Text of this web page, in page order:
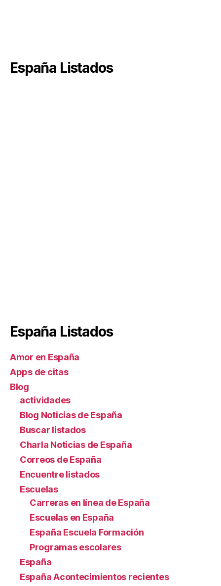
España Listados
España Listados
Amor en España
Apps de citas
Blog
actividades
Blog Noticias de España
Buscar listados
Charla Noticias de España
Correos de España
Encuentre listados
Escuelas
Carreras en línea de España
Escuelas en España
España Escuela Formación
Programas escolares
España
España Acontecimientos recientes